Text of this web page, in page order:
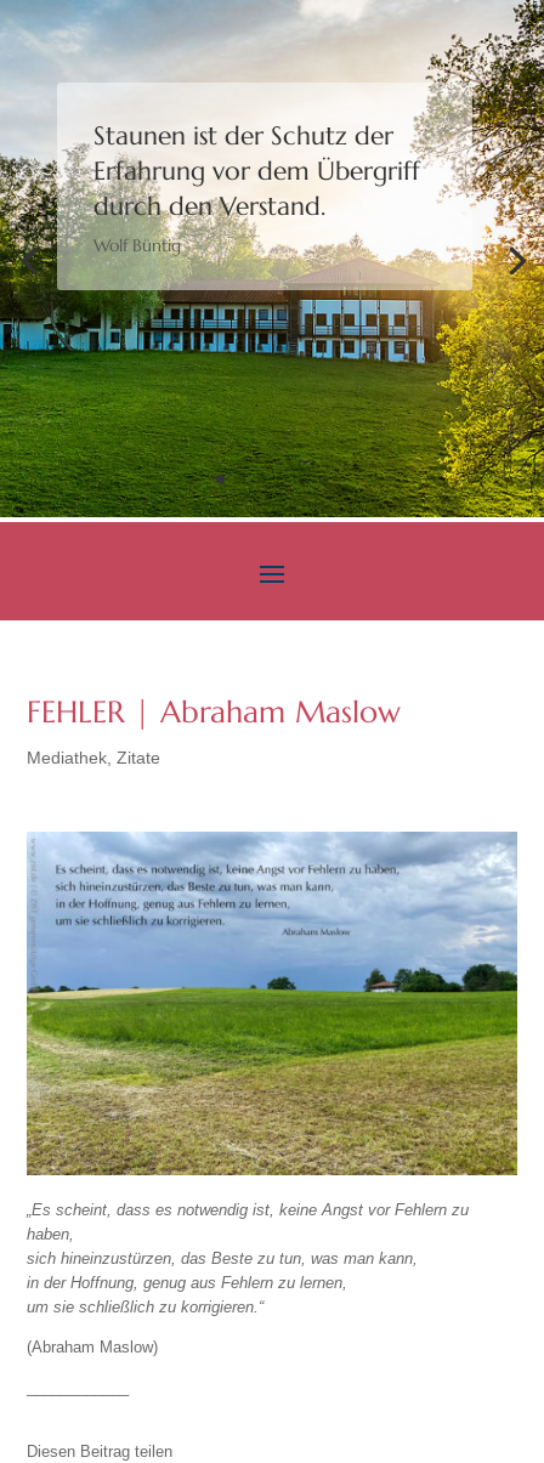
Staunen ist der Schutz der
Erfahrung vor dem Übergriff
durch den Verstand.
Wolf Büntig
FEHLER | Abraham Maslow
Mediathek ,Zitate
„Es scheint, dass es notwendig ist, keine Angst vor Fehlern zu
haben,
sich hineinzustürzen, das Beste zu tun, was man kann,
in der Hoffnung, genug aus Fehlern zu lernen,
um sie schließlich zu korrigieren.“
(Abraham Maslow)
Diesen Beitrag teilen